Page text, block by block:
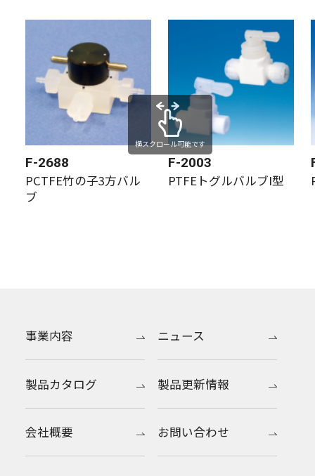
F-2688
PCTFE竹の子3方バル
ブ
F-2003
PTFEトグルバルブI型
横スクロール可能です
事業内容
製品カタログ
会社概要
ニュース
製品更新情報
お問い合わせ